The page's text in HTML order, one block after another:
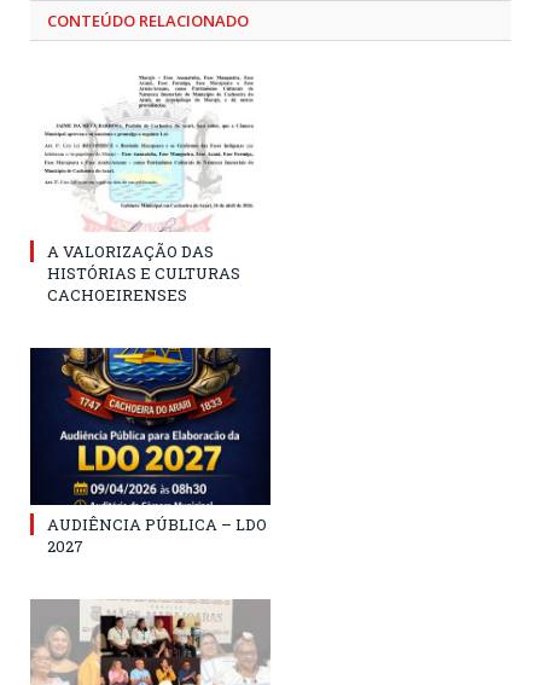
CONTEÚDO RELACIONADO
A VALORIZAÇÃO DAS
HISTÓRIAS E CULTURAS
CACHOEIRENSES
AUDIÊNCIA PÚBLICA – LDO
2027